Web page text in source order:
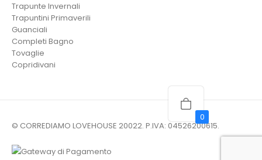
Trapunte Invernali
Trapuntini Primaverili
Guanciali
Completi Bagno
Tovaglie
Copridivani
© CORREDIAMO LOVEHOUSE 20022. P.IVA: 04526200615.
0